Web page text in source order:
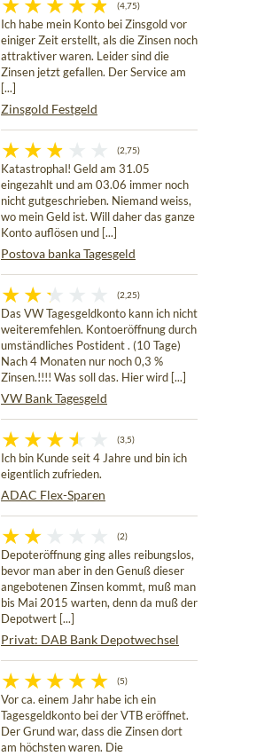
(4,75)
Ich habe mein Konto bei Zinsgold vor
einiger Zeit erstellt, als die Zinsen noch
attraktiver waren. Leider sind die
Zinsen jetzt gefallen. Der Service am
[...]
Zinsgold Festgeld
(2,75)
Katastrophal! Geld am 31.05
eingezahlt und am 03.06 immer noch
nicht gutgeschrieben. Niemand weiss,
wo mein Geld ist. Will daher das ganze
Konto auflösen und [...]
Postova banka Tagesgeld
(2,25)
Das VW Tagesgeldkonto kann ich nicht
weiteremfehlen. Kontoeröffnung durch
umständliches Postident . (10 Tage)
Nach 4 Monaten nur noch 0,3 %
Zinsen.!!!! Was soll das. Hier wird [...]
VW Bank Tagesgeld
(3,5)
Ich bin Kunde seit 4 Jahre und bin ich
eigentlich zufrieden.
ADAC Flex-Sparen
(2)
Depoteröffnung ging alles reibungslos,
bevor man aber in den Genuß dieser
angebotenen Zinsen kommt, muß man
bis Mai 2015 warten, denn da muß der
Depotwert [...]
Privat: DAB Bank Depotwechsel
(5)
Vor ca. einem Jahr habe ich ein
Tagesgeldkonto bei der VTB eröffnet.
Der Grund war, dass die Zinsen dort
am höchsten waren. Die